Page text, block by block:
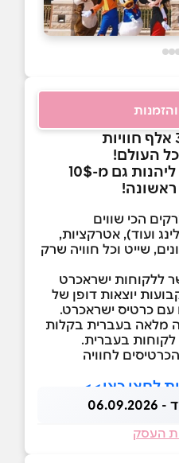
עד 7% הנחה על +300 אלף חוויות
העולם!
לכבוד ההשקה, תוכלו ליהנות גם מ-10$
הכי שווים
ועוד), אטרקציות,
שייט וכל חוויה שרק
ללקוחות ישראכרט
יוצאות דופן של
מלאה בעברית בקלות
בעברית.
לחוויה
לחצו כאן>>
העסק